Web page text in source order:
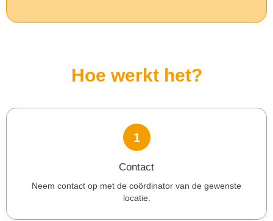
Hoe werkt het?
1
Contact
Neem contact op met de coördinator van de gewenste
locatie.